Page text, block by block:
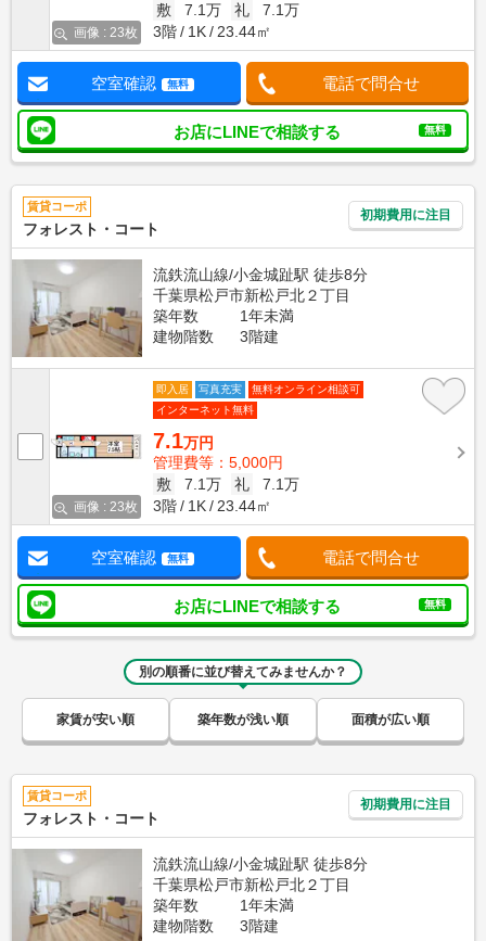
画像 : 23枚
敷
7.1万 礼
7.1万
3階
1K 23.44㎡
空室確認 無料 電話で問合せ
お店にLINEで相談する 無料
賃貸コーポ
フォレスト・コート
初期費用に注目
流鉄流山線/小金城趾駅 徒歩8分
千葉県松戸市新松戸北２丁目
築年数
1年未満
建物階数
3階建
画像 : 23枚
即入居 写真充実
無料オンライン相談可
インターネット無料
7.1万円
管理費等：5,000円
敷
7.1万 礼
7.1万
3階
1K 23.44㎡
空室確認 無料 電話で問合せ
お店にLINEで相談する 無料
別の順番に並び替えてみませんか？
家賃が安い順 築年数が浅い順 面積が広い順
賃貸コーポ
フォレスト・コート
初期費用に注目
流鉄流山線/小金城趾駅 徒歩8分
千葉県松戸市新松戸北２丁目
築年数
1年未満
建物階数
3階建